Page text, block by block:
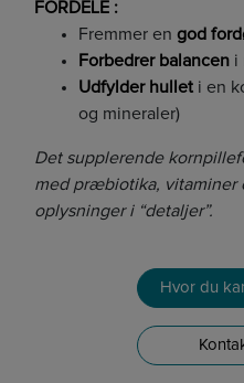
FORDELE :
Fremmer en god
Forbedrer balancen i
Udfylder hullet i en
og mineraler)
Det supplerende
med præbiotika, vitaminer
oplysninger i “detaljer”.
Hvor du